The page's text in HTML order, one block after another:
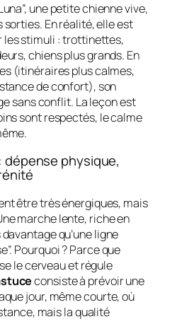
une petite chienne vive,
sorties. En réalité, elle est
les stimuli : trottinettes,
chiens plus grands. En
(itinéraires plus calmes,
de confort), son
sans conflit. La leçon est
sont respectés, le calme
physique,
être très énergiques, mais
marche lente, riche en
qu’une ligne
Pourquoi ? Parce que
le cerveau et régule
consiste à prévoir une
jour, même courte, où
mais la qualité